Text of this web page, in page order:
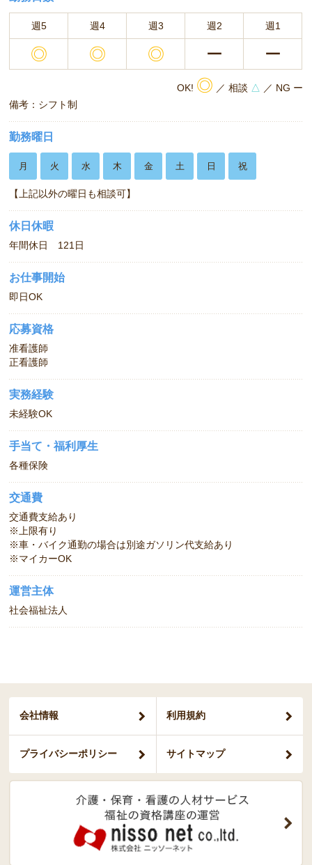
週5 週4 週3 週2 週1
◎ ◎ ◎ ー ー
OK! ◎ ／ 相談 △ ／ NG ー
備考：シフト制
勤務曜日
月 火 水 木 金 土 日 祝
【上記以外の曜日も相談可】
休日休暇
年間休日 121日
お仕事開始
即日OK
応募資格
准看護師
正看護師
実務経験
未経験OK
手当て・福利厚生
各種保険
交通費
交通費支給あり
※上限有り
※車・バイク通勤の場合は別途ガソリン代支給あり
※マイカーOK
運営主体
社会福祉法人
会社情報 利用規約
プライバシーポリシー サイトマップ